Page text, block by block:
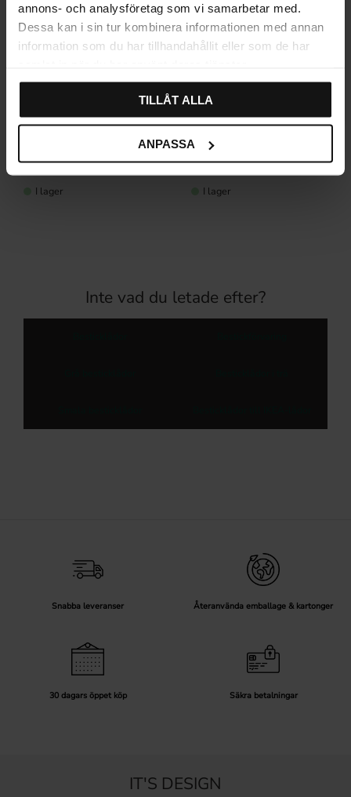
annons- och analysföretag som vi samarbetar med.
Dessa kan i sin tur kombinera informationen med annan
information som du har tillhandahållit eller som de har
TILLÅT ALLA
ANPASSA
Måttbeställd besticklåda
I lager
Besticklåda Ek Trä Bas-
serien
I lager
Inte vad du letade efter?
Snabba leveranser Återanvända emballage & kartonger
30 dagars öppet köp Säkra betalningar
IT'S DESIGN